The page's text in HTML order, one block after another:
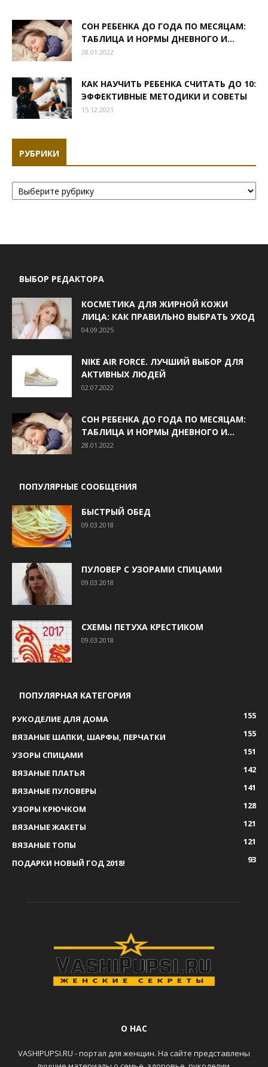
СОН РЕБЕНКА ДО ГОДА ПО МЕСЯЦАМ:
ТАБЛИЦА И НОРМЫ ДНЕВНОГО И...
28.01.2022
КАК НАУЧИТЬ РЕБЕНКА СЧИТАТЬ ДО 10:
ЭФФЕКТИВНЫЕ МЕТОДИКИ И СОВЕТЫ
15.12.2021
РУБРИКИ
Рубрики
ВЫБОР РЕДАКТОРА
КОСМЕТИКА ДЛЯ ЖИРНОЙ КОЖИ
ЛИЦА: КАК ПРАВИЛЬНО ВЫБРАТЬ УХОД
04.09.2025
NIKE AIR FORCE. ЛУЧШИЙ ВЫБОР ДЛЯ
АКТИВНЫХ ЛЮДЕЙ
02.07.2022
СОН РЕБЕНКА ДО ГОДА ПО МЕСЯЦАМ:
ТАБЛИЦА И НОРМЫ ДНЕВНОГО И...
28.01.2022
ПОПУЛЯРНЫЕ СООБЩЕНИЯ
БЫСТРЫЙ ОБЕД
09.03.2018
ПУЛОВЕР С УЗОРАМИ СПИЦАМИ
09.03.2018
СХЕМЫ ПЕТУХА КРЕСТИКОМ
09.03.2018
ПОПУЛЯРНАЯ КАТЕГОРИЯ
РУКОДЕЛИЕ ДЛЯ ДОМА
155
ВЯЗАНЫЕ ШАПКИ, ШАРФЫ, ПЕРЧАТКИ
155
УЗОРЫ СПИЦАМИ
151
ВЯЗАНЫЕ ПЛАТЬЯ
142
ВЯЗАНЫЕ ПУЛОВЕРЫ
141
УЗОРЫ КРЮЧКОМ
128
ВЯЗАНЫЕ ЖАКЕТЫ
121
ВЯЗАНЫЕ ТОПЫ
121
ПОДАРКИ НОВЫЙ ГОД 2018!
93
О НАС
VASHIPUPSI.RU - портал для женщин. На сайте представлены